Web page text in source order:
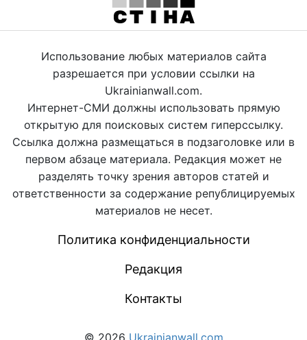
Использование любых материалов сайта
разрешается при условии ссылки на
Ukrainianwall.com.
Интернет-СМИ должны использовать прямую
открытую для поисковых систем гиперссылку.
Ссылка должна размещаться в подзаголовке или в
первом абзаце материала. Редакция может не
разделять точку зрения авторов статей и
ответственности за содержание републицируемых
материалов не несет.
Политика конфиденциальности
Редакция
Контакты
© 2026 Ukrainianwall.com